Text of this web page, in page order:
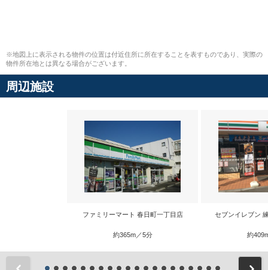
※地図上に表示される物件の位置は付近住所に所在することを表すものであり、実際の
物件所在地とは異なる場合がございます。
周辺施設
ファミリーマート 春日町一丁目店
約365m／5分
セブンイレブン
約